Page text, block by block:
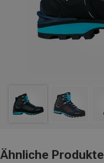
Ähnliche Produkte